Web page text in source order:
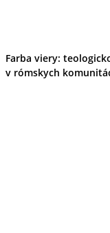
Farba viery:
v rómskych